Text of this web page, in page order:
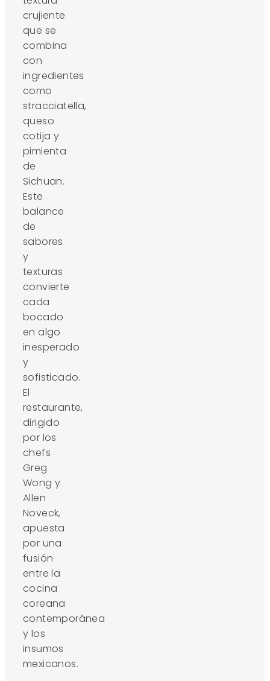
crujiente
que se
combina
con
ingredientes
como
stracciatella,
queso
cotija y
pimienta
de
Sichuan.
Este
balance
de
sabores
y
texturas
convierte
cada
bocado
en algo
inesperado
y
sofisticado.
El
restaurante,
dirigido
por los
chefs
Greg
Wong y
Allen
Noveck,
apuesta
por una
fusión
entre la
cocina
coreana
contemporánea
y los
insumos
mexicanos.